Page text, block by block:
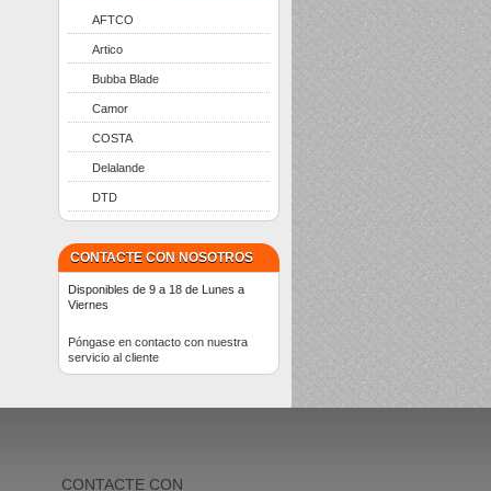
AFTCO
Artico
Bubba Blade
Camor
COSTA
Delalande
DTD
CONTACTE CON NOSOTROS
Disponibles de 9 a 18 de Lunes a
Viernes
Póngase en contacto con nuestra
servicio al cliente
CONTACTE CON